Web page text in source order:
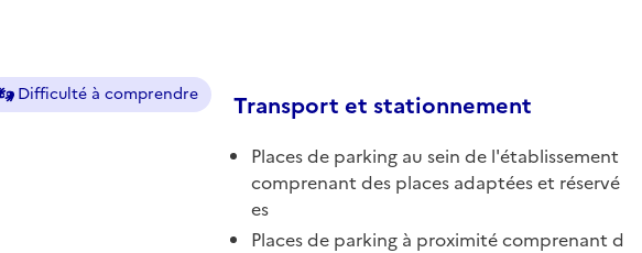
Difficulté à comprendre Transport et stationnement
Places de parking au sein de l'établissement
comprenant des places adaptées et réservé
es
Places de parking à proximité comprenant d